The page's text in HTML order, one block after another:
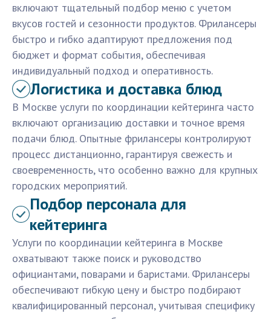
включают тщательный подбор меню с учетом
вкусов гостей и сезонности продуктов. Фрилансеры
быстро и гибко адаптируют предложения под
бюджет и формат события, обеспечивая
индивидуальный подход и оперативность.
Логистика и доставка блюд
В Москве услуги по координации кейтеринга часто
включают организацию доставки и точное время
подачи блюд. Опытные фрилансеры контролируют
процесс дистанционно, гарантируя свежесть и
своевременность, что особенно важно для крупных
городских мероприятий.
Подбор персонала для
кейтеринга
Услуги по координации кейтеринга в Москве
охватывают также поиск и руководство
официантами, поварами и баристами. Фрилансеры
обеспечивают гибкую цену и быстро подбирают
квалифицированный персонал, учитывая специфику